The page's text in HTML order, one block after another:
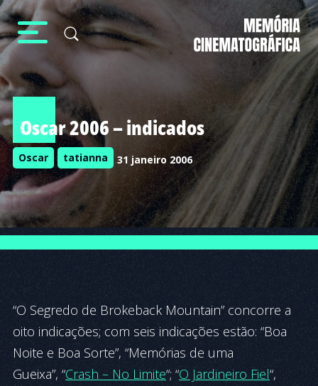
Oscar 2006 – indicados
Oscar tatianna 31 janeiro 2006
“O Segredo de Brokeback Mountain” concorre a
oito indicações; com seis indicações estão: “Boa
Noite e Boa Sorte”, “Memórias de uma
Gueixa”, “Crash – No Limite“; “O Jardineiro Fiel“,